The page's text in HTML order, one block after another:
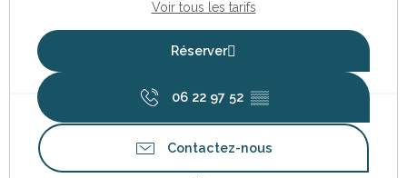
Voir tous les tarifs
Réserver
06 22 97 52 ▒▒
Contactez-nous